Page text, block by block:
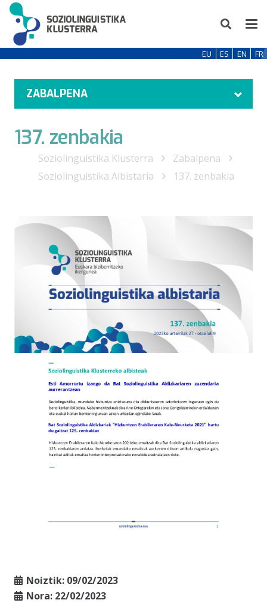
EU ES EN FR
ZABALPENA
137. zenbakia
Soziolinguistika Klusterra
Zabalpena
Soziolinguistika Albistaria
137. zenbakia
Noiztik: 09/02/2023
Nora: 22/02/2023